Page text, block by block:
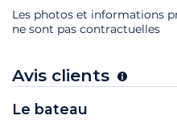
Les photos et informations
ne sont pas contractuelles
Avis clients
Le bateau